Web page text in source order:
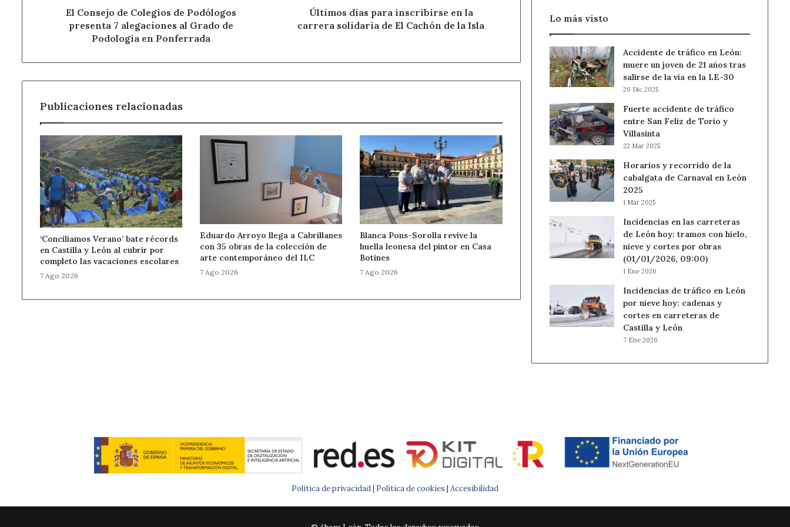
en
El Consejo de Colegios de Podólogos
presenta 7 alegaciones al Grado de
Podología en Ponferrada
Cachón
Isla
Últimos días para inscribirse en la
carrera solidaria de El Cachón de la Isla
Publicaciones relacionadas
‘Conciliamos Verano’ bate récords
en Castilla y León al cubrir por
completo las vacaciones escolares
7 Ago 2026
Eduardo Arroyo llega a Cabrillanes
con 35 obras de la colección de
arte contemporáneo del ILC
7 Ago 2026
Blanca Pons-Sorolla revive la
huella leonesa del pintor en Casa
Botines
7 Ago 2026
Lo más visto
Accidente de tráfico en León:
muere un joven de 21 años tras
salirse de la vía en la LE-30
20 Dic 2025
Fuerte accidente de tráfico
entre San Feliz de Torío y
Villasinta
22 Mar 2025
Horarios y recorrido de la
cabalgata de Carnaval en León
2025
1 Mar 2025
Incidencias en las carreteras
de León hoy: tramos con hielo,
nieve y cortes por obras
(01/01/2026, 09:00)
1 Ene 2026
Incidencias de tráfico en León
por nieve hoy: cadenas y
cortes en carreteras de
Castilla y León
7 Ene 2026
Política de privacidad | Política de cookies | Accesibilidad